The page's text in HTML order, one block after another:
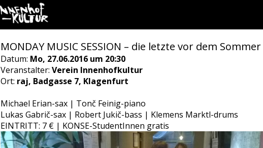
MONDAY MUSIC SESSION – die letzte vor dem Sommer
Datum: Mo, 27.06.2016 um 20:30
Veranstalter: Verein Innenhofkultur
Ort: raj, Badgasse 7, Klagenfurt
Michael Erian-sax | Tonč Feinig-piano
Lukas Gabrič-sax | Robert Jukič-bass | Klemens Marktl-drums
EINTRITT: 7 € | KONSE-StudentInnen gratis